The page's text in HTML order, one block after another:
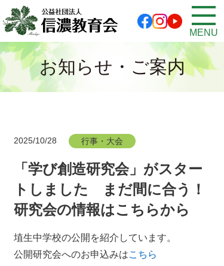
MENU
お知らせ・ご案内
2025/10/28 行事・大会
「学び創造研究会」がスター
トしました まだ間に合う！
研究会の情報はこちらから
埴生中学校の公開を紹介しています。
公開研究会へのお申込みはこちら